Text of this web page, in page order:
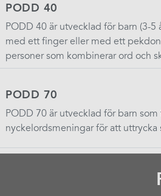
PODD 40
PODD 40 är utvecklad för barn (3-
med ett finger eller med ett
personer som kombinerar ord och
PODD 70
PODD 70 är utvecklad för barn
nyckelordsmeningar för att